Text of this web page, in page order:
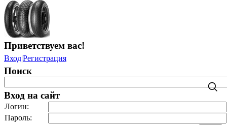
Приветствуем вас!
Вход|Регистрация
Поиск
Вход на сайт
Логин:
Пароль: